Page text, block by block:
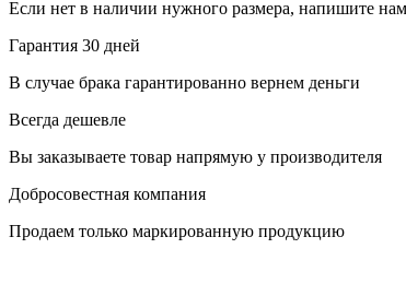
Если нет в наличии нужного размера, напишите
Гарантия 30 дней
В случае брака гарантированно вернем деньги
Всегда дешевле
Вы заказываете товар напрямую у производителя
Добросовестная компания
Продаем только маркированную продукцию